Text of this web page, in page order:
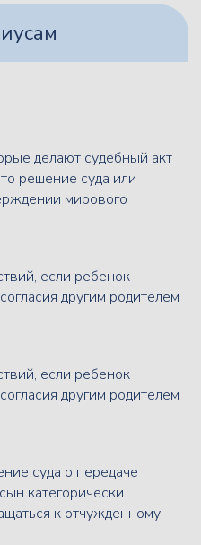
делают судебный акт
решение суда или
мирового
если ребенок
другим родителем
если ребенок
другим родителем
суда о передаче
категорически
к отчужденному